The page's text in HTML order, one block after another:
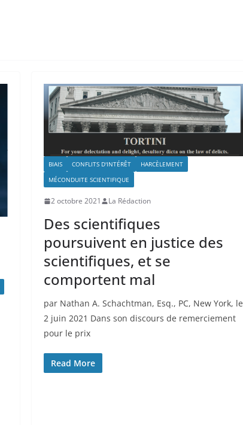
BIAIS CONFLITS D'INTÉRÊT
HARCÈLEMENT
MÉCONDUITE SCIENTIFIQUE
2 octobre 2021 La Rédaction
Des scientifiques
poursuivent en justice des
scientifiques, et se
comportent mal
par Nathan A. Schachtman, Esq., PC, New York, le
2 juin 2021 Dans son discours de remerciement
pour le prix
Read More